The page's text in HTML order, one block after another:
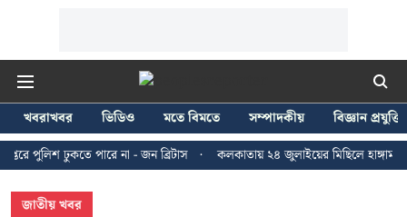
খবরাখবর ভিডিও মতে বিমতে সম্পাদকীয়
বিজ্ঞান প্রযুক্তি
ঢুকতে পারে না - জন ব্রিটাস
কলকাতায় ২৪ জুলাইয়ের মিছিলে হাঙ্গামার ঘটনায়
জাতীয় খবর